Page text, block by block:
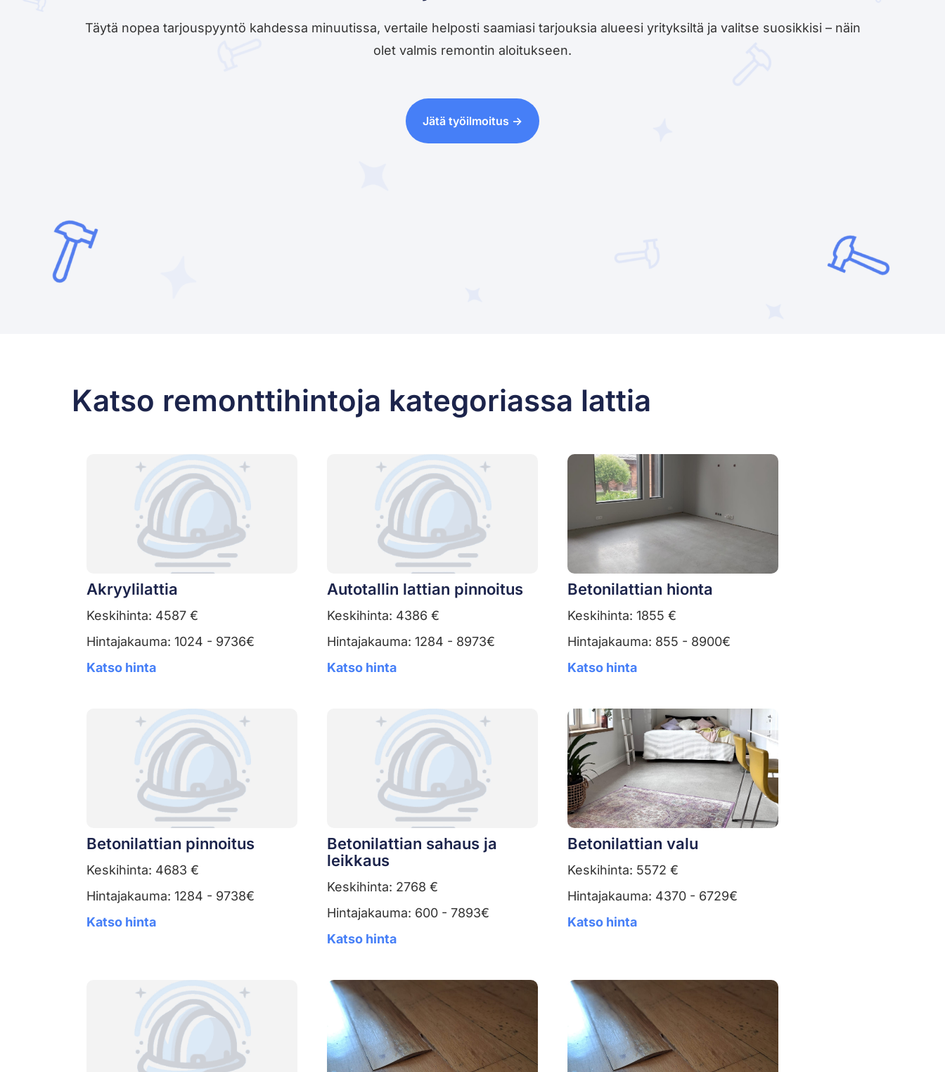
Täytä nopea tarjouspyyntö kahdessa minuutissa, vertaile helposti saamiasi tarjouksia alueesi yrityksiltä ja valitse suosikkisi – näin
olet valmis remontin aloitukseen.
Jätä työilmoitus ->
Katso remonttihintoja kategoriassa lattia
Akryylilattia
Keskihinta: 4587 €
Hintajakauma: 1024 - 9736€
Katso hinta
Autotallin lattian pinnoitus
Keskihinta: 4386 €
Hintajakauma: 1284 - 8973€
Katso hinta
Betonilattian hionta
Keskihinta: 1855 €
Hintajakauma: 855 - 8900€
Katso hinta
Betonilattian pinnoitus
Keskihinta: 4683 €
Hintajakauma: 1284 - 9738€
Katso hinta
Betonilattian sahaus ja
leikkaus
Keskihinta: 2768 €
Hintajakauma: 600 - 7893€
Katso hinta
Betonilattian valu
Keskihinta: 5572 €
Hintajakauma: 4370 - 6729€
Katso hinta